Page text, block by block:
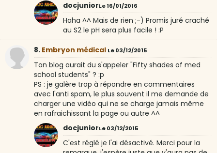
docjuniorLe 16/01/2016
Haha ^^ Mais de rien ;-) Promis juré craché
au S2 le pH sera plus facile ! :P
8. Embryon médical Le 03/12/2015
Ton blog aurait du s'appeler "Fifty shades of med
school students" ? :p
PS : je galère trop à répondre en commentaires
avec l'anti spam, le plus souvent il me demande de
charger une vidéo qui ne se charge jamais même
en rafraichissant la page ou autre ^^
docjuniorLe 03/12/2015
C'est réglé je l'ai désactivé. Merci pour la